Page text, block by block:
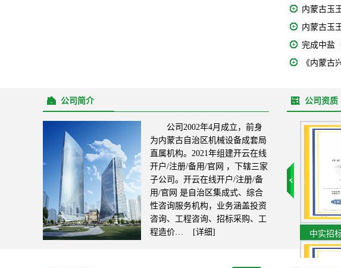
内蒙古玉
内蒙古玉
完成中盐
《内蒙古
公司简介
公司2002年4月成立，前身
为内蒙古自治区机械设备成套局
直属机构。2021年组建开云在线
开户/注册/备用/官网 ，下辖三家
子公司。开云在线开户/注册/备
用/官网 是自治区集成式、综合
性咨询服务机构，业务涵盖投资
咨询、工程咨询、招标采购、工
程造价…
[详细]
公司资质
中实招